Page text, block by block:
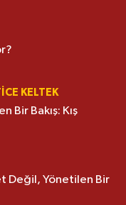
KELTEK
Bir Bakış: Kış
Değil, Yönetilen Bir